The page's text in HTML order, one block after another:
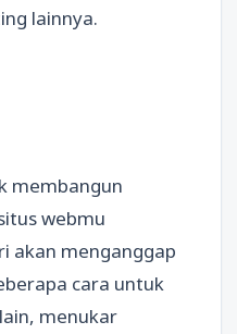
lainnya.
membangun
webmu
akan menganggap
cara untuk
menukar